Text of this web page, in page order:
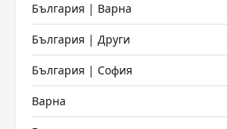
България | Варна
България | Други
България | София
Варна